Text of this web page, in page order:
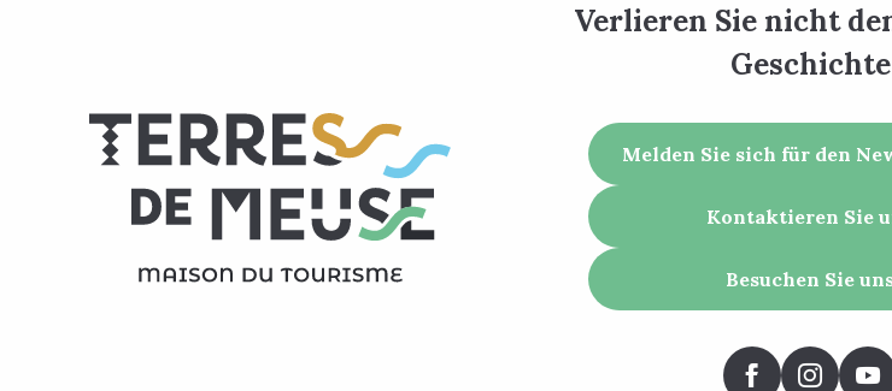
Verlieren Sie nicht
Geschichte
Melden Sie sich für den
Kontaktieren Sie
Besuchen Sie